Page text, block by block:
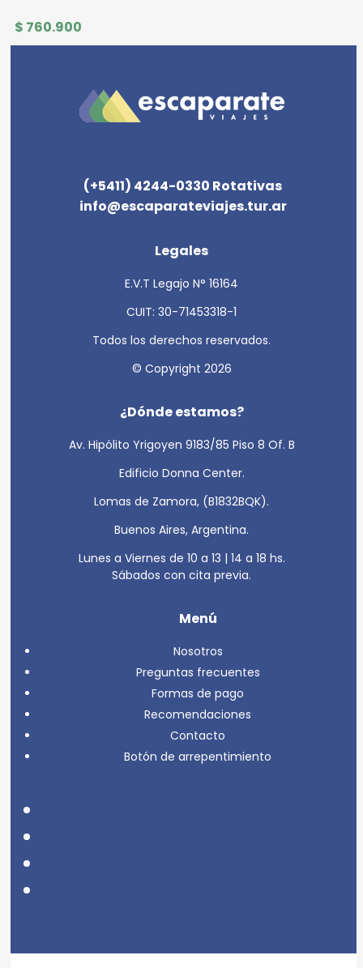
$ 760.900
(+5411) 4244-0330 Rotativas
info@escaparateviajes.tur.ar
Legales
E.V.T Legajo N° 16164
CUIT: 30-71453318-1
Todos los derechos reservados.
© Copyright 2026
¿Dónde estamos?
Av. Hipólito Yrigoyen 9183/85 Piso 8 Of. B
Edificio Donna Center.
Lomas de Zamora, (B1832BQK).
Buenos Aires, Argentina.
Lunes a Viernes de 10 a 13 | 14 a 18 hs.
Sábados con cita previa.
Menú
Nosotros
Preguntas frecuentes
Formas de pago
Recomendaciones
Contacto
Botón de arrepentimiento